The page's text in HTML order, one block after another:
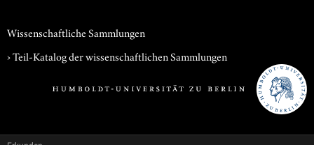
Wissenschaftliche Sammlungen
› Teil-Katalog der wissenschaftlichen Sammlungen